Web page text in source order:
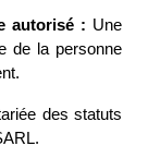
autorisé : Une
de la personne
des statuts